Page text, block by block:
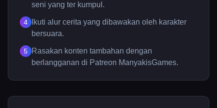
seni yang ter kumpul.
4
Ikuti alur cerita yang dibawakan oleh karakter
bersuara.
5
Rasakan konten tambahan dengan
berlangganan di Patreon ManyakisGames.